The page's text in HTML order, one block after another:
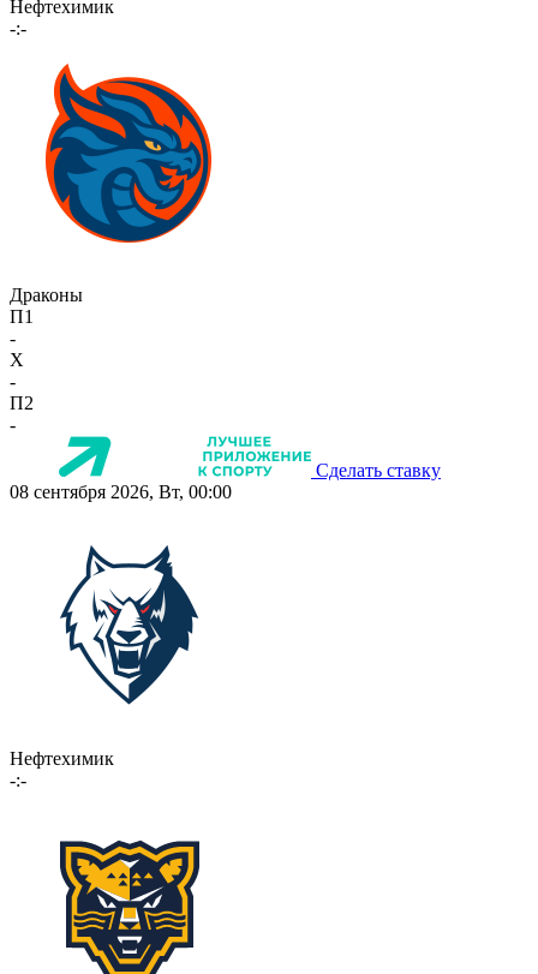
Нефтехимик
-:-
Драконы
П1
-
X
-
П2
-
Сделать ставку
08 сентября 2026, Вт, 00:00
Нефтехимик
-:-